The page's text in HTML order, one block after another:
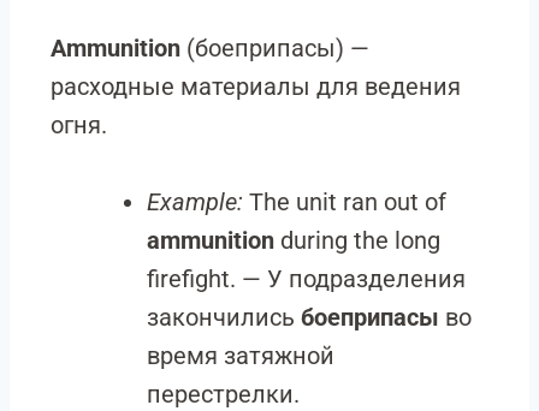
Ammunition (боеприпасы) —
расходные материалы для ведения
огня.
Example: The unit ran out of
ammunition during the long
firefight. — У подразделения
закончились боеприпасы во
время затяжной
перестрелки.